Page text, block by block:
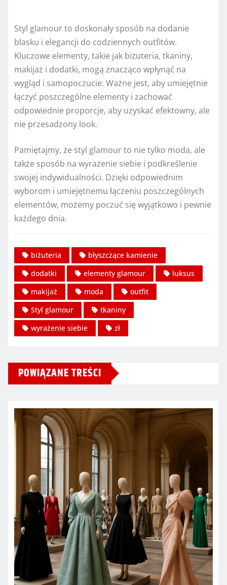
Styl glamour to doskonały sposób na dodanie
blasku i elegancji do codziennych outfitów.
Kluczowe elementy, takie jak biżuteria, tkaniny,
makijaż i dodatki, mogą znacząco wpłynąć na
wygląd i samopoczucie. Ważne jest, aby umiejętnie
łączyć poszczególne elementy i zachować
odpowiednie proporcje, aby uzyskać efektowny, ale
nie przesadzony look.
Pamiętajmy, że styl glamour to nie tylko moda, ale
także sposób na wyrażenie siebie i podkreślenie
swojej indywidualności. Dzięki odpowiednim
wyborom i umiejętnemu łączeniu poszczególnych
elementów, możemy poczuć się wyjątkowo i pewnie
każdego dnia.
biżuteria
błyszczące kamienie
dodatki
elementy glamour
luksus
makijaż
moda
outfit
Styl glamour
tkaniny
wyrażenie siebie
zł
POWIĄZANE TREŚCI